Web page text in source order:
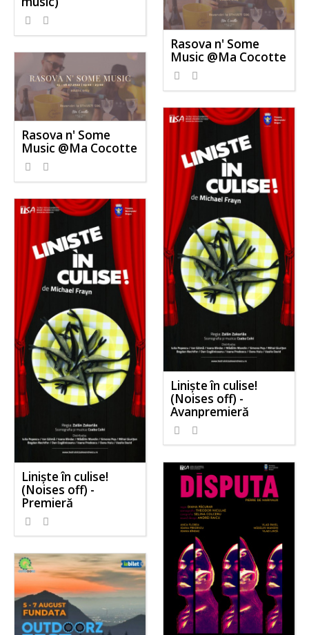
Rasova n' Some
Music @Ma Cocotte
Rasova n' Some
Music @Ma Cocotte
Liniște în culise!
(Noises off) -
Avanpremieră
Liniște în culise!
(Noises off) -
Premieră